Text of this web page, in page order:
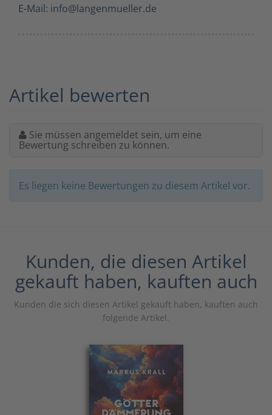
E-Mail: info@langenmueller.de
Artikel bewerten
Sie müssen angemeldet sein, um eine
Bewertung schreiben zu können.
Es liegen keine Bewertungen zu diesem Artikel vor.
Kunden, die diesen Artikel
gekauft haben, kauften auch
Kunden die sich diesen Artikel gekauft haben, kauften auch
folgende Artikel.